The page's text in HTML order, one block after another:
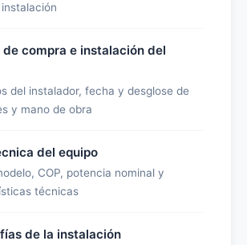
de compra e instalación del
del instalador, fecha y desglose de
y mano de obra
del equipo
COP, potencia nominal y
técnicas
de la instalación